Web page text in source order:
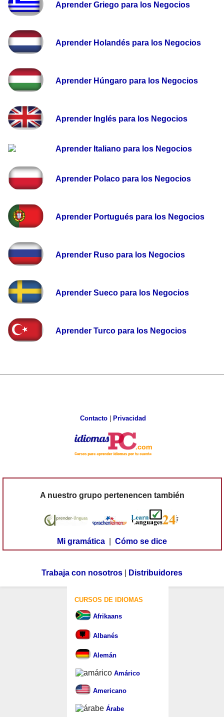
Aprender Griego para los Negocios
Aprender Holandés para los Negocios
Aprender Húngaro para los Negocios
Aprender Inglés para los Negocios
Aprender Italiano para los Negocios
Aprender Polaco para los Negocios
Aprender Portugués para los Negocios
Aprender Ruso para los Negocios
Aprender Sueco para los Negocios
Aprender Turco para los Negocios
Contacto Privacidad
A nuestro grupo pertenencen también
Mi gramática Cómo se dice
Trabaja con nosotros Distribuidores
CURSOS DE IDIOMAS
Afrikaans
Albanés
Alemán
Amárico
Americano
Árabe